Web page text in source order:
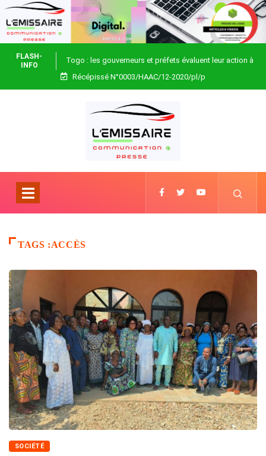
FLASH-
INFO
Togo : les gouverneurs et préfets évaluent leur action à
Blitta
Récépissé N°0003/HAAC/12-2020/pl/p
TAGS :ACCÈS
SOCIÉTÉ